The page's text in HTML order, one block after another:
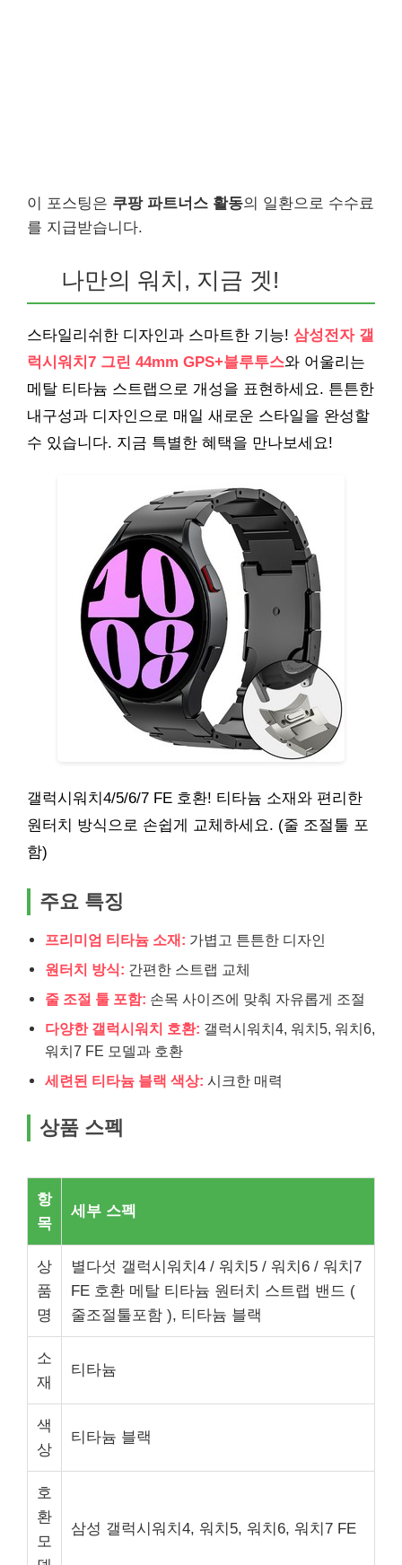
이 포스팅은 쿠팡 파트너스 활동의 일환으로 수수료
를 지급받습니다.
나만의 워치, 지금 겟!
스타일리쉬한 디자인과 스마트한 기능! 삼성전자 갤
럭시워치7 그린 44mm GPS+블루투스와 어울리는
메탈 티타늄 스트랩으로 개성을 표현하세요. 튼튼한
내구성과 디자인으로 매일 새로운 스타일을 완성할
수 있습니다. 지금 특별한 혜택을 만나보세요!
갤럭시워치4/5/6/7 FE 호환! 티타늄 소재와 편리한
원터치 방식으로 손쉽게 교체하세요. (줄 조절툴 포
함)
주요 특징
프리미엄 티타늄 소재: 가볍고 튼튼한 디자인
원터치 방식: 간편한 스트랩 교체
줄 조절 툴 포함: 손목 사이즈에 맞춰 자유롭게 조절
다양한 갤럭시워치 호환: 갤럭시워치4, 워치5, 워치6,
워치7 FE 모델과 호환
세련된 티타늄 블랙 색상: 시크한 매력
상품 스펙
항
목
세부 스펙
상
품
명
별다섯 갤럭시워치4 / 워치5 / 워치6 / 워치7
FE 호환 메탈 티타늄 원터치 스트랩 밴드 (
줄조절툴포함 ), 티타늄 블랙
소
재
티타늄
색
상
티타늄 블랙
호
환
모
삼성 갤럭시워치4, 워치5, 워치6, 워치7 FE